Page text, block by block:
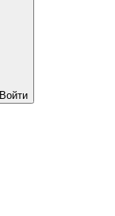
Войти